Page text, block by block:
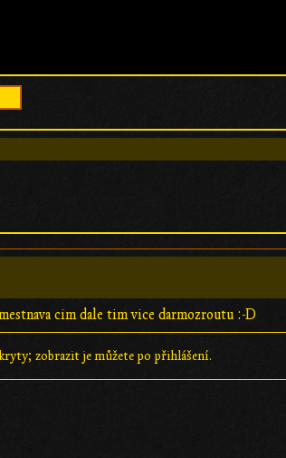
cim dale tim vice darmozroutu :-D
zobrazit je můžete po přihlášení.